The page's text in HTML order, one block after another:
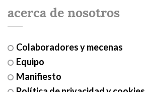
acerca de nosotros
Colaboradores y mecenas
Equipo
Manifiesto